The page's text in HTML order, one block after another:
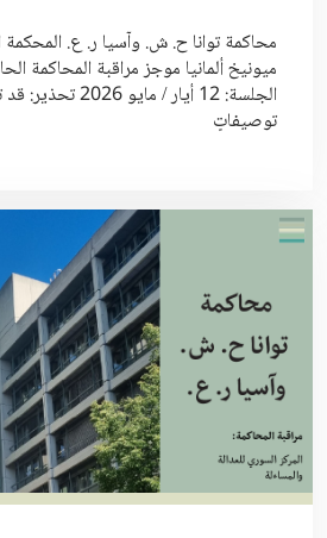
محاكمة توانا ح. ش. وآسيا ر. ع. المحكمة
ميونيخ ألمانيا موجز مراقبة المحاكمة
الجلسة: 12 أيار /
توصيفاتٍ